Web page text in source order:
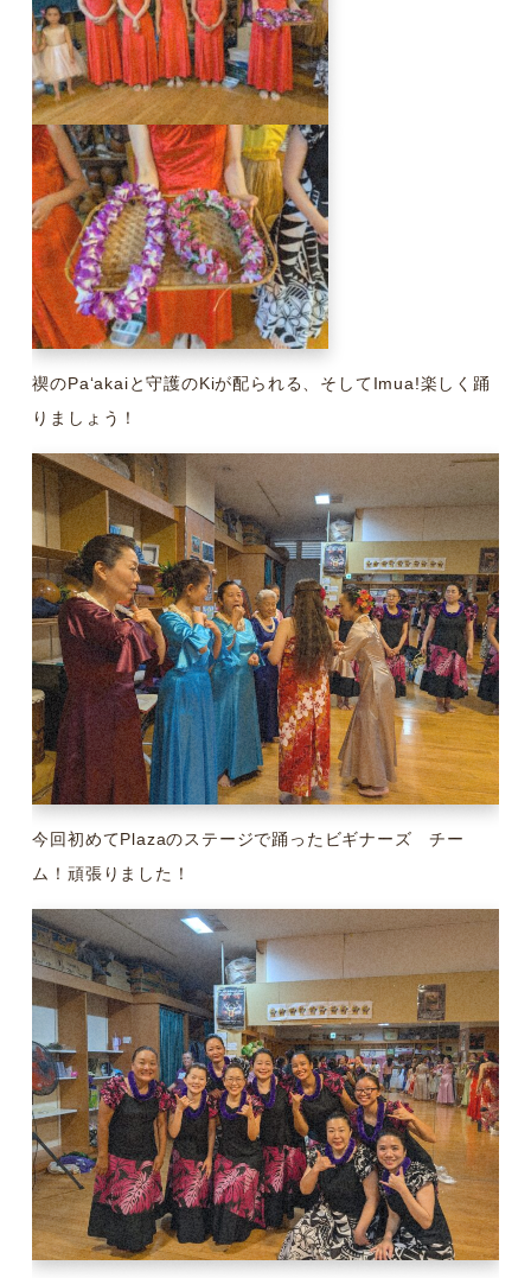
禊のPaʻakaiと守護のKiが配られる、そしてImua!楽しく踊
りましょう！
今回初めてPlazaのステージで踊ったビギナーズ チー
ム！頑張りました！